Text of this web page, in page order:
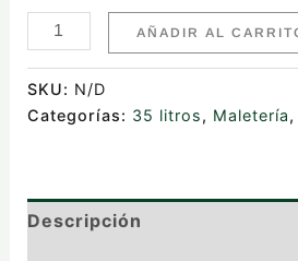
AÑADIR AL
SKU: N/D
Categorías: 35 litros, Maletería,
Descripción